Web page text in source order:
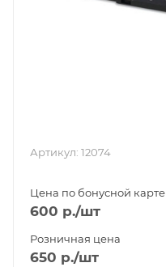
Артикул: 12074
Цена по бонусной карте
600 р./шт
Розничная цена
650 р./шт